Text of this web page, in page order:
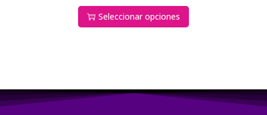
Seleccionar opciones